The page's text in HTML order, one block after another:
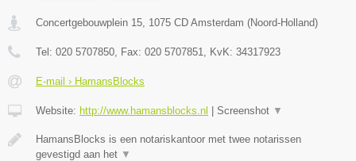
Concertgebouwplein 15 1075 CD Amsterdam (Noord-Holland)
Tel: 020 5707850 , Fax: 020 5707851 , KvK: 34317923
E-mail › HamansBlocks
Website: http://www.hamansblocks.nl Screenshot ▼
HamansBlocks is een notariskantoor met twee notarissen
gevestigd aan het ▼